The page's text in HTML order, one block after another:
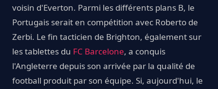
voisin d'Everton. Parmi les différents plans B, le
Portugais serait en compétition avec Roberto de
Zerbi. Le fin tacticien de Brighton, également sur
les tablettes du FC Barcelone, a conquis
l'Angleterre depuis son arrivée par la qualité de
football produit par son équipe. Si, aujourd'hui, le